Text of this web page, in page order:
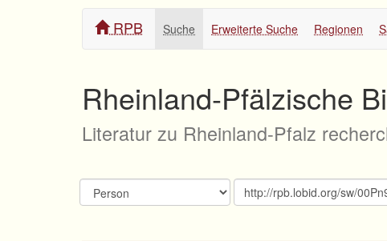
RPB Suche Erweiterte Suche Regionen
Rheinland-Pfälzische
Literatur zu Rheinland-Pfalz